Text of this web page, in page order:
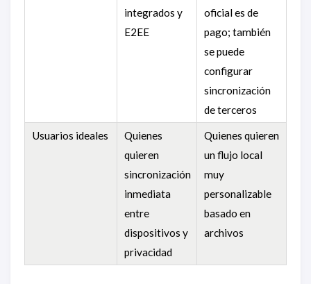
integrados y
E2EE
oficial es de
pago; también
se puede
configurar
sincronización
de terceros
Usuarios ideales
Quienes
quieren
sincronización
inmediata
entre
dispositivos y
privacidad
Quienes quieren
un flujo local
muy
personalizable
basado en
archivos